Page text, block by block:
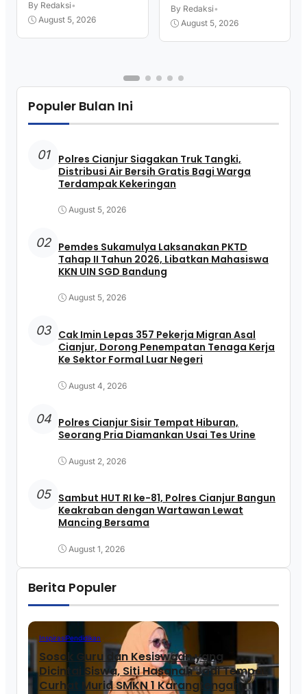
Kekeringan
By Redaksi•
August 5, 2026
KKN UIN SGD Bandung
By Redaksi•
August 5, 2026
Populer Bulan Ini
01
Polres Cianjur Siagakan Truk Tangki,
Distribusi Air Bersih Gratis Bagi Warga
Terdampak Kekeringan
August 5, 2026
02 Pemdes Sukamulya Laksanakan PKTD
Tahap II Tahun 2026, Libatkan Mahasiswa
KKN UIN SGD Bandung
August 5, 2026
03 Cak Imin Lepas 357 Pekerja Migran Asal
Cianjur, Dorong Penempatan Tenaga Kerja
Ke Sektor Formal Luar Negeri
August 4, 2026
04 Polres Cianjur Sisir Tempat Hiburan,
Seorang Pria Diamankan Usai Tes Urine
August 2, 2026
05 Sambut HUT RI ke-81, Polres Cianjur Bangun
Keakraban dengan Wartawan Lewat
Mancing Bersama
August 1, 2026
Berita Populer
InspirasiPendidikan
Sosok Guru dan Kesiswaan yang
Dicintai Siswa, Siti Hasanah Jadi Tempat
Curhat Murid SMKN 1 Karangtengah